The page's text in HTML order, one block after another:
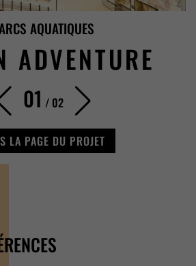
AQUATIQUES
ADVENTURE
01 / 02
LA PAGE DU PROJET